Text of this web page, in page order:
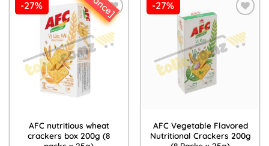
-27%
Add to
Wishlist
AFC nutritious wheat
crackers box 200g (8
-27%
Wishlist
AFC Vegetable Flavored
Nutritional Crackers 200g